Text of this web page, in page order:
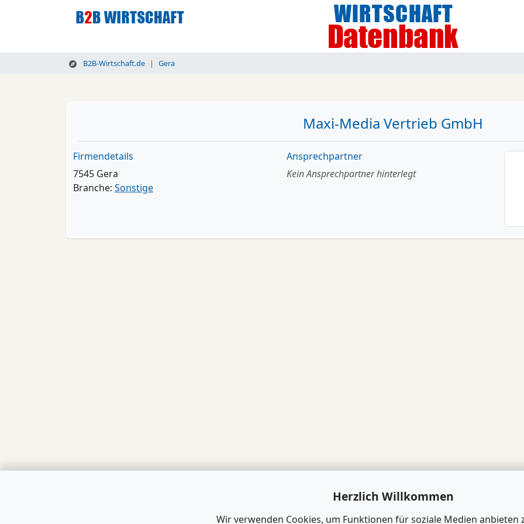
B2B-Wirtschaft.de Gera
Maxi-Media Vertrieb GmbH
Firmendetails
7545 Gera
Branche: Sonstige
Ansprechpartner
Kein Ansprechpartner hinterlegt
Herzlich Willkommen
Wir verwenden Cookies, um Funktionen für soziale Medien anbieten